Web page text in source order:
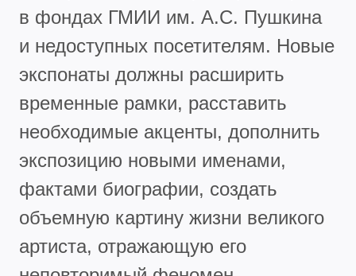
в фондах ГМИИ им. А.С. Пушкина
и недоступных посетителям. Новые
экспонаты должны расширить
временные рамки, расставить
необходимые акценты, дополнить
экспозицию новыми именами,
фактами биографии, создать
объемную картину жизни великого
артиста, отражающую его